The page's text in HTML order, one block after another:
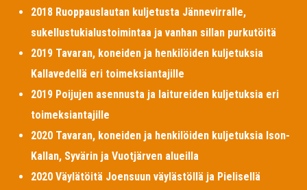
2018 Ruoppauslautan kuljetusta Jännevirralle,
sukellustukialustoimintaa ja vanhan sillan purkutöitä
2019 Tavaran, koneiden ja henkilöiden kuljetuksia
Kallavedellä eri toimeksiantajille
2019 Poijujen asennusta ja laitureiden kuljetuksia eri
toimeksiantajille
2020 Tavaran, koneiden ja henkilöiden kuljetuksia Ison-
Kallan, Syvärin ja Vuotjärven alueilla
2020 Väylätöitä Joensuun väylästöllä ja Pielisellä